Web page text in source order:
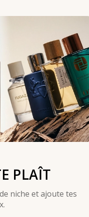
PLAÎT
niche et ajoute tes